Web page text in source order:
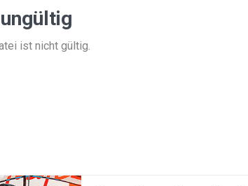
ist nicht gültig.